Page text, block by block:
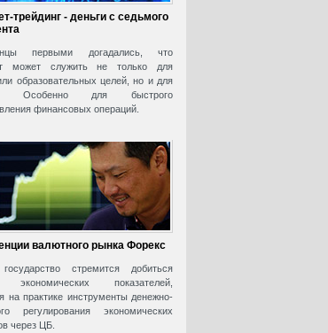
трейдинг - деньги с седьмого
первыми догадались, что
может служить не только для
образовательных целей, но и для
Особенно для быстрого
финансовых операций.
валютного рынка Форекс
стремится добиться
экономических показателей,
на практике инструменты денежно-
регулирования экономических
через ЦБ.